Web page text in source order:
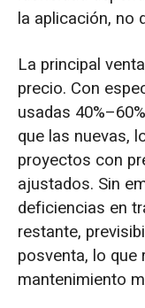
la aplicación, no
La principal
precio. Con
usadas
que las nuevas,
proyectos con
ajustados. Sin
deficiencias en
restante,
posventa, lo que
mantenimiento